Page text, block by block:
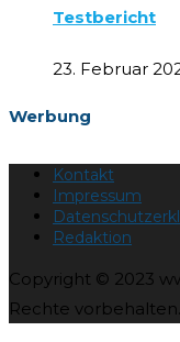
Testbericht
23. Februar
Werbung
Kontakt
Impressum
Redaktion
Copyright © 2023
Rechte vorbehalten.